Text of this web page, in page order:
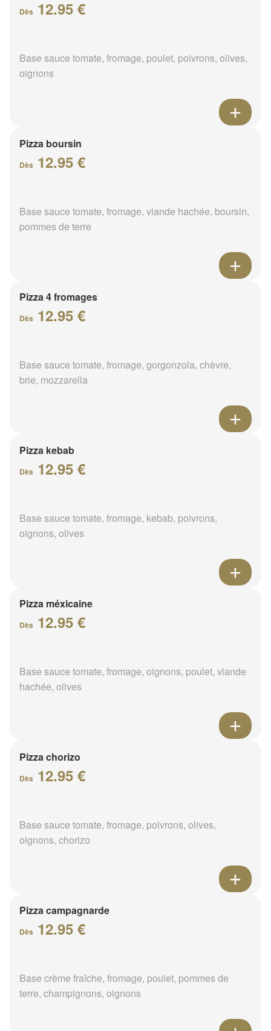
Dès 12.95 €
Base sauce tomate, fromage, poulet, poivrons, olives,
oignons
Pizza boursin
Dès 12.95 €
Base sauce tomate, fromage, viande hachée, boursin,
pommes de terre
Pizza 4 fromages
Dès 12.95 €
Base sauce tomate, fromage, gorgonzola, chèvre,
brie, mozzarella
Pizza kebab
Dès 12.95 €
Base sauce tomate, fromage, kebab, poivrons,
oignons, olives
Pizza méxicaine
Dès 12.95 €
Base sauce tomate, fromage, oignons, poulet, viande
hachée, olives
Pizza chorizo
Dès 12.95 €
Base sauce tomate, fromage, poivrons, olives,
oignons, chorizo
Pizza campagnarde
Dès 12.95 €
Base crème fraîche, fromage, poulet, pommes de
terre, champignons, oignons